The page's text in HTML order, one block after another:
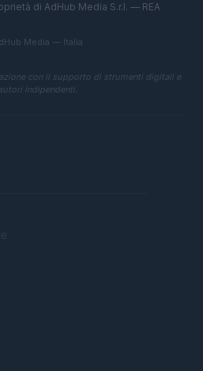
di AdHub Media S.r.l. — REA
Media — Italia
con il supporto di strumenti digitali e
indipendenti.